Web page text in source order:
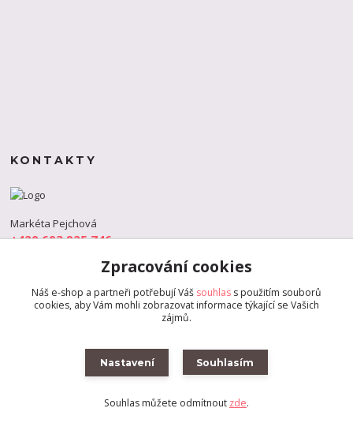
KONTAKTY
Markéta Pejchová
+420 603 925 746
info@s-dance.cz
Vytvořeno na Eshop-rychle.cz
Zpracování cookies
Náš e-shop a partneři potřebují Váš souhlas s použitím souborů
cookies, aby Vám mohli zobrazovat informace týkající se Vašich
zájmů.
Nastavení Souhlasím
Souhlas můžete odmítnout zde.